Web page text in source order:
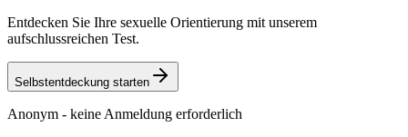
Entdecken Sie Ihre sexuelle Orientierung mit unserem
aufschlussreichen Test.
Selbstentdeckung starten
Anonym - keine Anmeldung erforderlich